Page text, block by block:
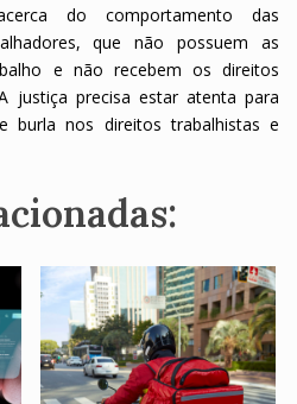
do comportamento das
que não possuem as
e não recebem os direitos
justiça precisa estar atenta para
burla nos direitos trabalhistas e